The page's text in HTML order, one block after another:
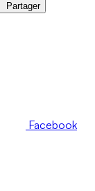
Partager
Facebook